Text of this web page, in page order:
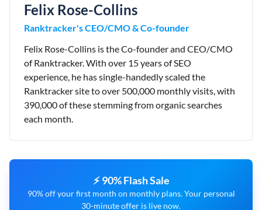
Felix Rose-Collins
Ranktracker's CEO/CMO & Co-founder
Felix Rose-Collins is the Co-founder and CEO/CMO
of Ranktracker. With over 15 years of SEO
experience, he has single-handedly scaled the
Ranktracker site to over 500,000 monthly visits, with
390,000 of these stemming from organic searches
each month.
⚡ 90% Flash Sale
90% off your first month on monthly plans. Your personal
30-minute offer is live now.